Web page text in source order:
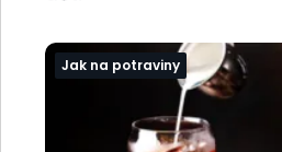
Jak na potraviny